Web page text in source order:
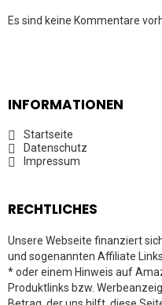
Es sind keine Kommentare
INFORMATIONEN
Startseite
Datenschutz
Impressum
RECHTLICHES
Unsere Webseite finanziert
und sogenannten Affiliate
* oder einem Hinweis auf
Produktlinks bzw.